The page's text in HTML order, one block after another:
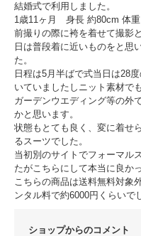
結婚式で利用しました。
1歳11ヶ月 身長 約80cm 体重
前撮りの際に袴を着せて撮影
日は普段着に近いものをと思
た。
日程は5月半ばで式当日は28
いていましたしニット素材で
ガーデンウエディング等の外
かと思います。
状態もとても良く、変に着せ
るスーツでした。
当初別のサイトでフォーマル
たがこちらにして本当に良か
こちらの商品は送料無料対象
ンタル料で約6000円くらいで
ショップからのコメント